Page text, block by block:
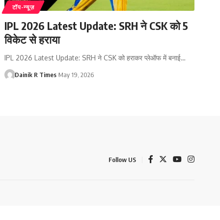
टॉप-न्यूज़
IPL 2026 Latest Update: SRH ने CSK को 5
विकेट से हराया
IPL 2026 Latest Update: SRH ने CSK को हराकर प्लेऑफ में बनाई…
Dainik R Times May 19, 2026
Follow US